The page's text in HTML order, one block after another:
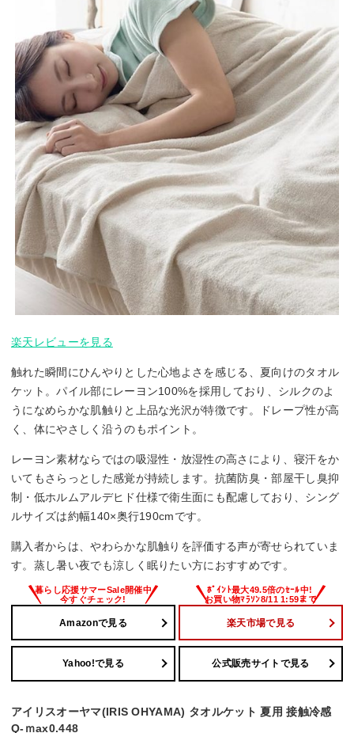
楽天レビューを見る
触れた瞬間にひんやりとした心地よさを感じる、夏向けのタオル
ケット。パイル部にレーヨン100%を採用しており、シルクのよ
うになめらかな肌触りと上品な光沢が特徴です。ドレープ性が高
く、体にやさしく沿うのもポイント。
レーヨン素材ならではの吸湿性・放湿性の高さにより、寝汗をか
いてもさらっとした感覚が持続します。抗菌防臭・部屋干し臭抑
制・低ホルムアルデヒド仕様で衛生面にも配慮しており、シング
ルサイズは約幅140×奥行190cmです。
購入者からは、やわらかな肌触りを評価する声が寄せられていま
す。蒸し暑い夜でも涼しく眠りたい方におすすめです。
Amazonで見る 楽天市場で見る
Yahoo!で見る 公式販売サイトで見る
アイリスオーヤマ(IRIS OHYAMA) タオルケット 夏用 接触冷感
Q-ｍax0.448